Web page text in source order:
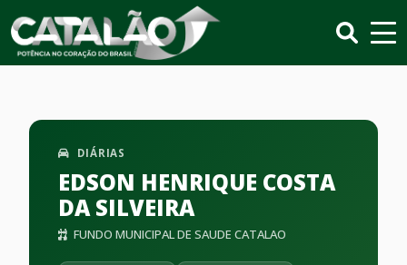
DIÁRIAS
EDSON HENRIQUE COSTA
DA SILVEIRA
FUNDO MUNICIPAL DE SAUDE CATALAO